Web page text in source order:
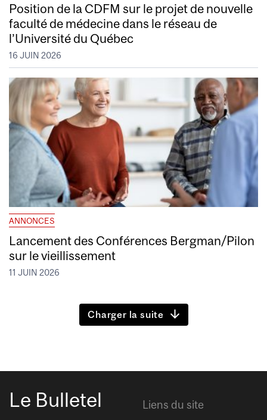
Position de la CDFM sur le projet de nouvelle
faculté de médecine dans le réseau de
l’Université du Québec
16 JUIN 2026
ANNONCES
Lancement des Conférences Bergman/Pilon
sur le vieillissement
11 JUIN 2026
Charger la suite
Le Bulletel Liens du site